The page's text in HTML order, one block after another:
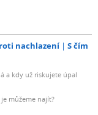
nachlazení
S čím
a kdy už riskujete úpal
můžeme najít?